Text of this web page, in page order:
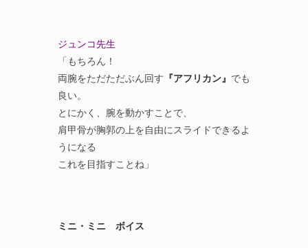
ジュンコ先生
「もちろん！
両腕をただただぶん回す 『アフリカン』 でも
良い。
とにかく、腕を動かすことで、
肩甲骨が胸郭の上を自由にスライドできるよ
うになる
これを目指すことね」
ミニ・ミニ ボイス